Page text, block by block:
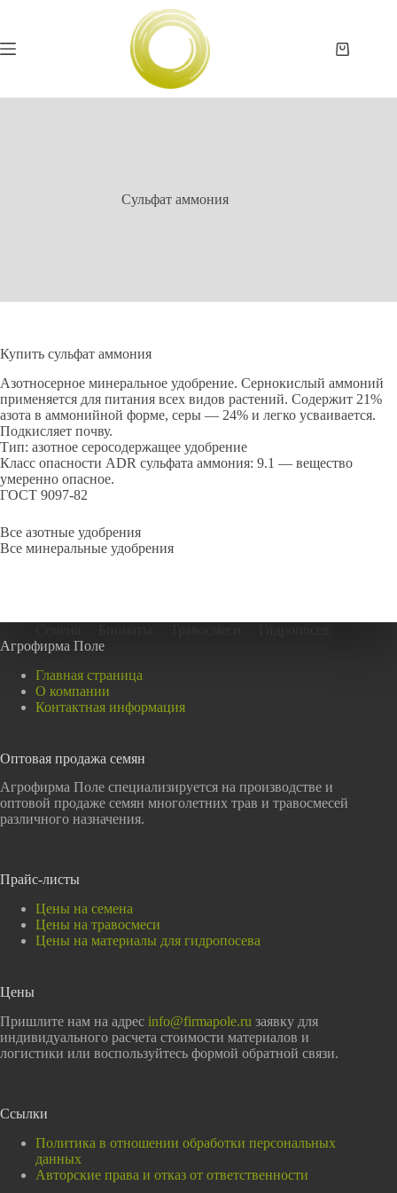
Корзина
Сульфат аммония
Купить сульфат аммония
Азотносерное минеральное удобрение. Сернокислый аммоний
применяется для питания всех видов растений. Содержит 21%
азота в аммонийной форме, серы — 24% и легко усваивается.
Подкисляет почву.
Тип: азотное серосодержащее удобрение
Класс опасности ADR сульфата аммония: 9.1 — вещество
умеренно опасное.
ГОСТ 9097-82
Все азотные удобрения
Все минеральные удобрения
Агрофирма Поле
Главная страница
О компании
Контактная информация
Оптовая продажа семян
Агрофирма Поле специализируется на производстве и
оптовой продаже семян многолетних трав и травосмесей
различного назначения.
Прайс-листы
Цены на семена
Цены на травосмеси
Цены на материалы для гидропосева
Цены
Пришлите нам на адрес info@firmapole.ru заявку для
индивидуального расчета стоимости материалов и
логистики или воспользуйтесь формой обратной связи.
Ссылки
Политика в отношении обработки персональных
данных
Авторские права и отказ от ответственности